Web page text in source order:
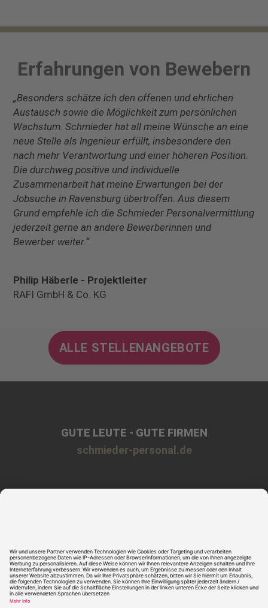
Erfahrungen von Bewebern
„Besonders schätze ich den offenen und ehrlichen
Austausch sowie die Möglichkeit zum persönlichen
Wachstum. Schmieder hat all meine Wünsche an eine
neue Stelle als Ingenieur erfüllt, insbesondere den
nach mehr Verantwortung und einer höheren Position.
Die durchweg positive und individuelle
Zusammenarbeit hat meine Erwartungen bei der
Jobsuche in Ravensburg übertroffen. Aus diesem
Grund empfehle ich die Schmieder Personalvermittlung
jederzeit gerne an andere Bewerberinnen und
Bewerber weiter.“
Philip Häberle - Projektleiter
RAFI GmbH & Co. KG
ALLE STELLENANGEBOTE
GUTE LEUTE - GUTE FIRMEN
schmieder-personal.de
ImpressumDatenschutz